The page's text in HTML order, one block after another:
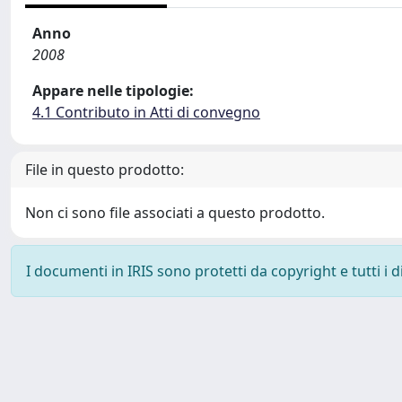
Anno
2008
Appare nelle tipologie:
4.1 Contributo in Atti di convegno
File in questo prodotto:
Non ci sono file associati a questo prodotto.
I documenti in IRIS sono protetti da copyright e tutti i